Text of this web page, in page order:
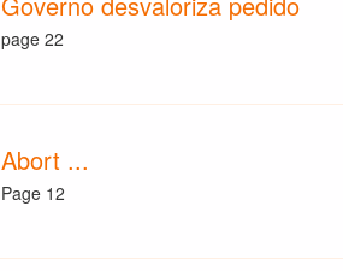
page 22
Abort ...
Page 12